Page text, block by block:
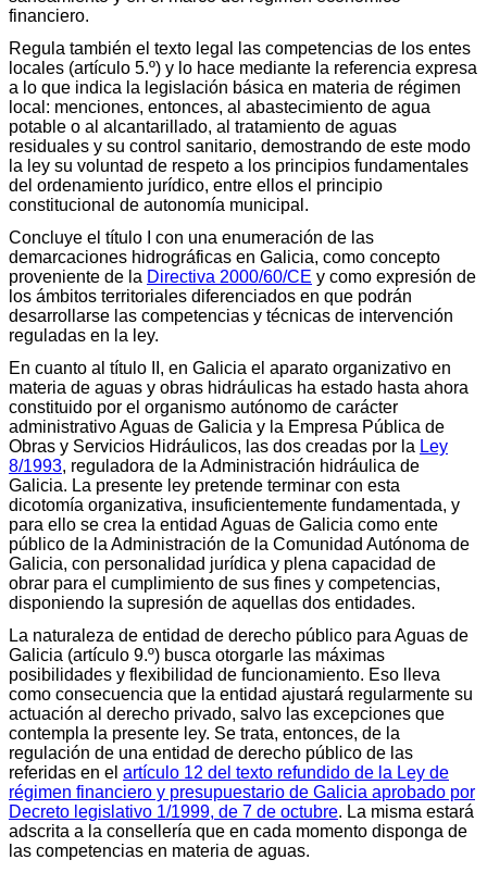
financiero.
Regula también el texto legal las competencias de los entes
locales (artículo 5.º) y lo hace mediante la referencia expresa
a lo que indica la legislación básica en materia de régimen
local: menciones, entonces, al abastecimiento de agua
potable o al alcantarillado, al tratamiento de aguas
residuales y su control sanitario, demostrando de este modo
la ley su voluntad de respeto a los principios fundamentales
del ordenamiento jurídico, entre ellos el principio
constitucional de autonomía municipal.
Concluye el título I con una enumeración de las
demarcaciones hidrográficas en Galicia, como concepto
proveniente de la Directiva 2000/60/CE y como expresión de
los ámbitos territoriales diferenciados en que podrán
desarrollarse las competencias y técnicas de intervención
reguladas en la ley.
En cuanto al título II, en Galicia el aparato organizativo en
materia de aguas y obras hidráulicas ha estado hasta ahora
constituido por el organismo autónomo de carácter
administrativo Aguas de Galicia y la Empresa Pública de
Obras y Servicios Hidráulicos, las dos creadas por la Ley
8/1993, reguladora de la Administración hidráulica de
Galicia. La presente ley pretende terminar con esta
dicotomía organizativa, insuficientemente fundamentada, y
para ello se crea la entidad Aguas de Galicia como ente
público de la Administración de la Comunidad Autónoma de
Galicia, con personalidad jurídica y plena capacidad de
obrar para el cumplimiento de sus fines y competencias,
disponiendo la supresión de aquellas dos entidades.
La naturaleza de entidad de derecho público para Aguas de
Galicia (artículo 9.º) busca otorgarle las máximas
posibilidades y flexibilidad de funcionamiento. Eso lleva
como consecuencia que la entidad ajustará regularmente su
actuación al derecho privado, salvo las excepciones que
contempla la presente ley. Se trata, entonces, de la
regulación de una entidad de derecho público de las
referidas en el artículo 12 del texto refundido de la Ley de
régimen financiero y presupuestario de Galicia aprobado por
Decreto legislativo 1/1999, de 7 de octubre. La misma estará
adscrita a la consellería que en cada momento disponga de
las competencias en materia de aguas.